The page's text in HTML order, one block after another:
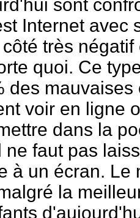
sont
Internet avec
très
quoi. Ce
des
voir en ligne
dans la
ne faut pas
à un écran. Le
la